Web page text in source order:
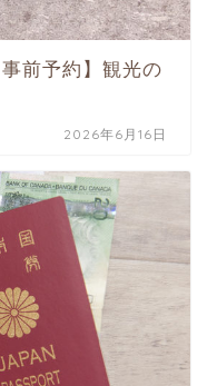
前予約】観光の
2026年6月16日